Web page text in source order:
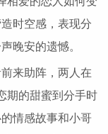
时空感，表现分
晚安的遗憾。
来助阵，两人在
期的甜蜜到分手时
情感故事和小哥